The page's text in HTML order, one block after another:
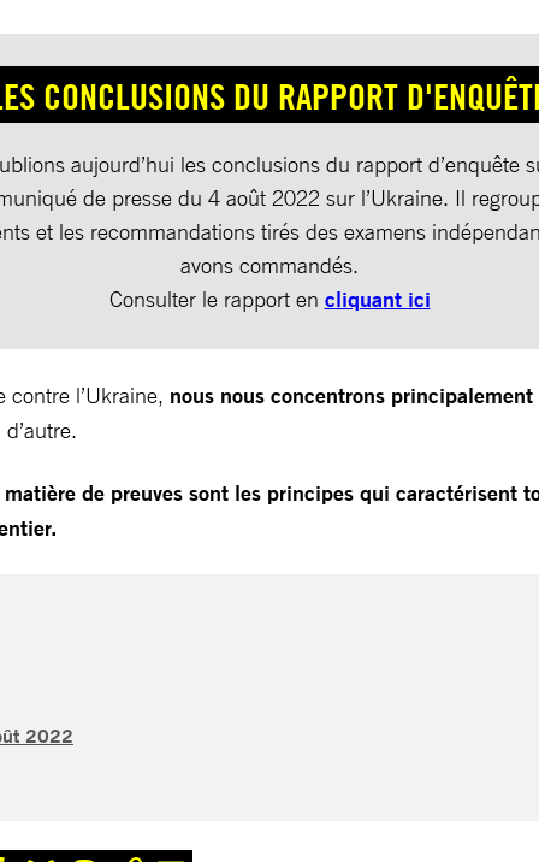
CONCLUSIONS DU RAPPORT
aujourd’hui les conclusions du rapport d’enquête
de presse du 4 août 2022 sur l’Ukraine. Il
et les recommandations tirés des examens
avons commandés.
Consulter le rapport en cliquant ici
contre l’Ukraine, nous nous concentrons
de preuves sont les principes qui caractérisent
2022